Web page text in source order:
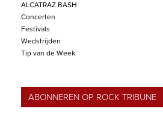
ALCATRAZ BASH
Concerten
Festivals
Wedstrijden
Tip van de Week
ABONNEREN OP ROCK TRIBUNE